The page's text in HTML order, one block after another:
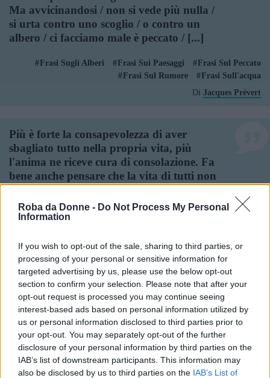
Roba da Donne - Do Not Process My Personal
Information
If you wish to opt-out of the sale, sharing to third parties, or
processing of your personal or sensitive information for
targeted advertising by us, please use the below opt-out
section to confirm your selection. Please note that after your
opt-out request is processed you may continue seeing
interest-based ads based on personal information utilized by
us or personal information disclosed to third parties prior to
your opt-out. You may separately opt-out of the further
disclosure of your personal information by third parties on the
IAB’s list of downstream participants. This information may
also be disclosed by us to third parties on the IAB’s List of
Ma avvicinandosi / non si vede più nulla /
si urta contro uno scoglio / o contro un
albero / ci facciamo male è peccato / [...]
Frasi Sugli Alberi Frasi Sui Paesaggi
Frasi Sul Peccato
Frasi Sul Rumore
Frasi Sull'acqua
Di Jacques Prévert
Più è forte la consapevolezza di aver
sbagliato tutto nella propria vita, più
l'anima ne riceve cura di consolazione. Fa
bene anche pensare che la vita di tutti non
storia del mondo non è che apparenza e
follia. Fa bene pensare che tutto poteva
peccato d'origine, che la rivoluzione
industriale è stata un crimine e che il
dominio attuale della tecnica è la perdita
di ogni autenticità e sostanza umana, una
sottomissione a un potere mostruoso. Fa
bene e illumina, fa vivere e morire un po'
meglio.
Frasi Sugli Errori Frasi Sul Crimine
Frasi Sul Peccato
Frasi Sulla Consapevolezza
Frasi Sulla Consolazione